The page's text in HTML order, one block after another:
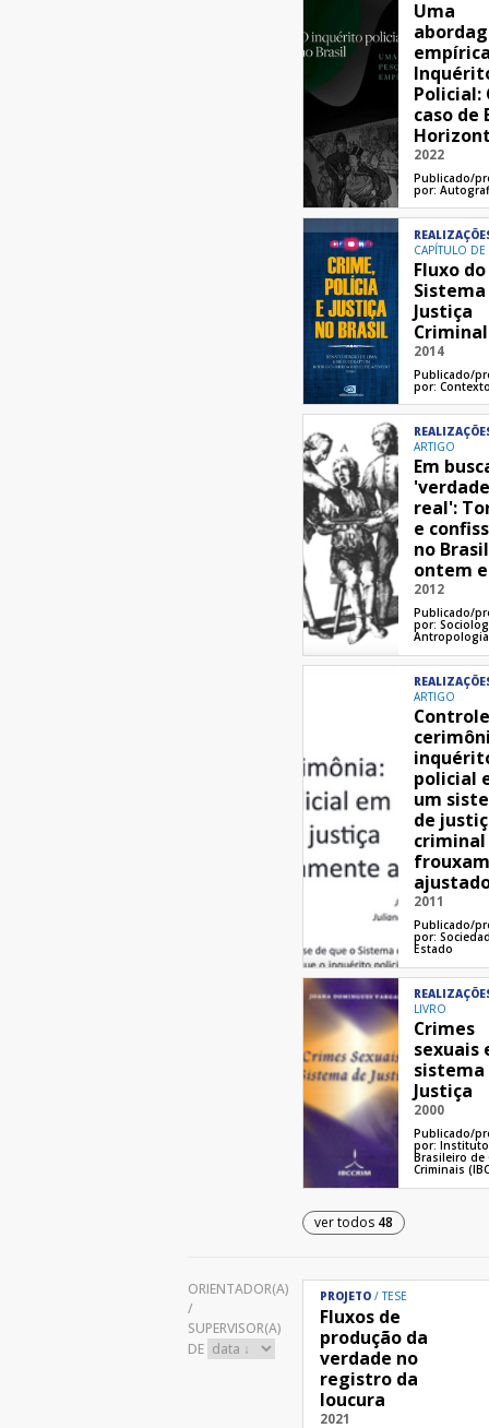
Uma
Policial:
caso de
2022
Publicado/
por:
CAPÍTULO
Fluxo do
Justiça
Criminal
2014
Publicado/
por:
ARTIGO
Em
real':
e
no Brasil
ontem
2012
Publicado/
por:
Antropologia
ARTIGO
policial
um
de
criminal
2011
Publicado/
por:
Estado
LIVRO
Crimes
sexuais
sistema
Justiça
2000
Publicado/
por:Instituto
Brasileiro de
Criminais
ver todos 48
ORIENTADOR(A)
/
SUPERVISOR(A)
DE
PROJETO TESE
Fluxos de
produção da
verdade no
registro da
loucura
2021